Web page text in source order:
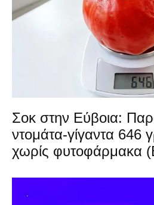
Σοκ στην Εύβοια:
ντομάτα-γίγαντα 646
χωρίς φυτοφάρμακα